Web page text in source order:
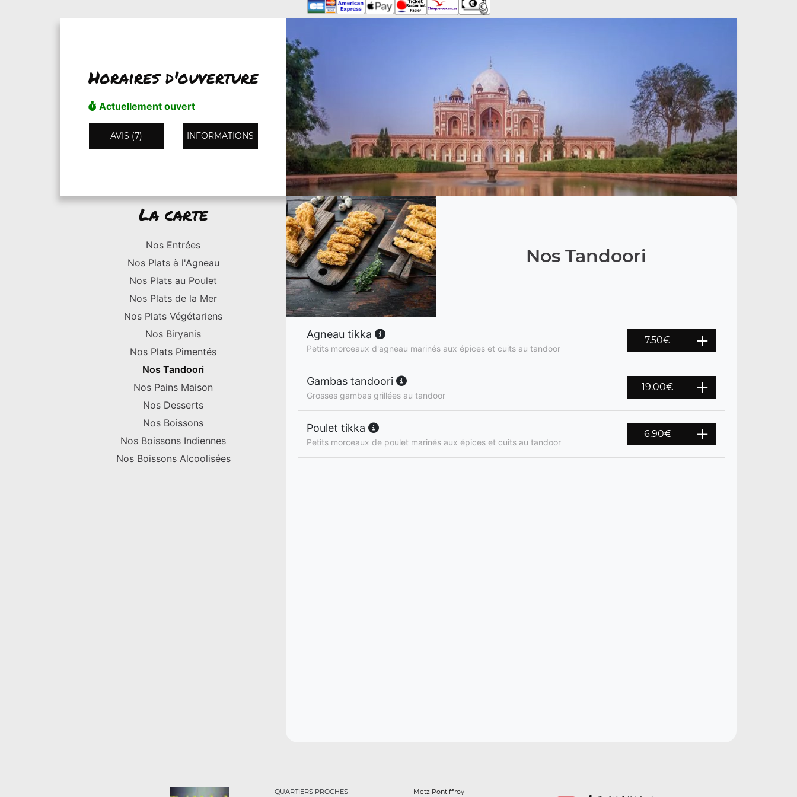
Horaires d'ouverture
Actuellement ouvert
AVIS (7) INFORMATIONS
La carte
Nos Entrées
Nos Plats à l'Agneau
Nos Plats au Poulet
Nos Plats de la Mer
Nos Plats Végétariens
Nos Biryanis
Nos Plats Pimentés
Nos Tandoori
Nos Pains Maison
Nos Desserts
Nos Boissons
Nos Boissons Indiennes
Nos Boissons Alcoolisées
Nos Tandoori
Agneau tikka
Petits morceaux d'agneau marinés aux épices et cuits au tandoor
7.50€
Gambas tandoori
Grosses gambas grillées au tandoor
19.00€
Poulet tikka
Petits morceaux de poulet marinés aux épices et cuits au tandoor
6.90€
QUARTIERS PROCHES Metz Pontiffroy